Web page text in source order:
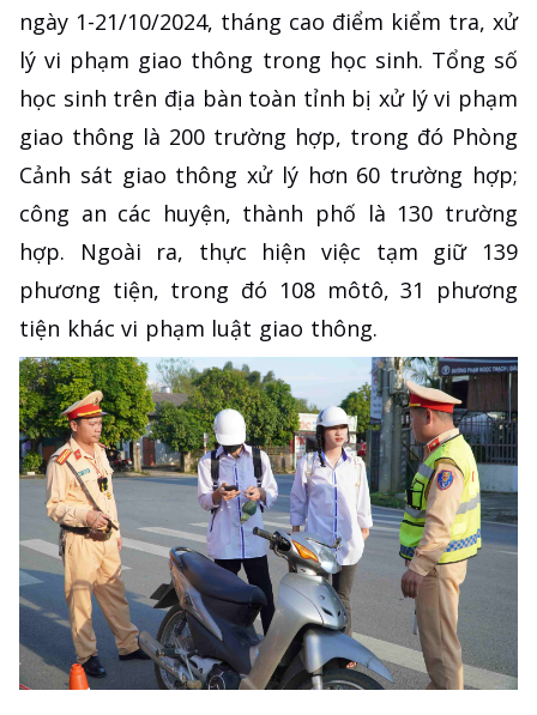
ngày 1-21/10/2024, tháng cao điểm kiểm tra, xử
lý vi phạm giao thông trong học sinh. Tổng số
học sinh trên địa bàn toàn tỉnh bị xử lý vi phạm
giao thông là 200 trường hợp, trong đó Phòng
Cảnh sát giao thông xử lý hơn 60 trường hợp;
công an các huyện, thành phố là 130 trường
hợp. Ngoài ra, thực hiện việc tạm giữ 139
phương tiện, trong đó 108 môtô, 31 phương
tiện khác vi phạm luật giao thông.